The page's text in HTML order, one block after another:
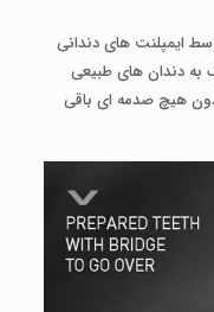
ایمپلنت­ های دندانی
به دندان ­های طبیعی
هیچ صدمه­ ای باقی